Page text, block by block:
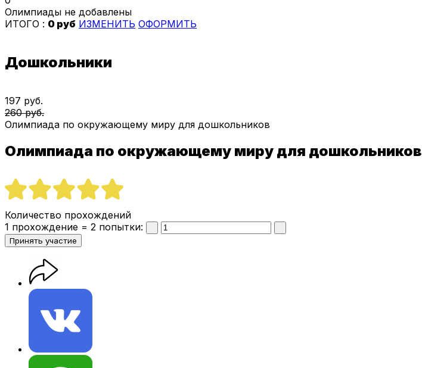
Олимпиады не добавлены
ИТОГО : 0 руб ИЗМЕНИТЬ ОФОРМИТЬ
Дошкольники
197 руб.
260 руб.
Олимпиада по окружающему миру для дошкольников
Олимпиада по окружающему миру для дошкольников
Количество прохождений
1 прохождение = 2 попытки: